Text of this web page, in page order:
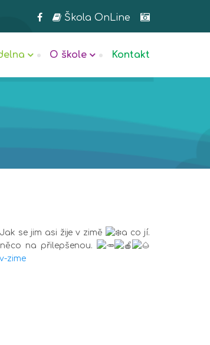
Škola OnLine
O škole Kontakt
se jim asi žije v zimě
a co jí.
na přilepšenou.
zime